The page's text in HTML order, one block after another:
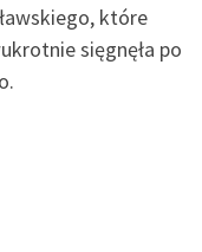
które
sięgnęła po